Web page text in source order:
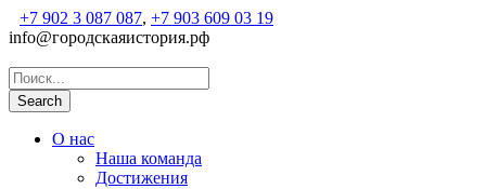
+7 902 3 087 087, +7 903 609 03 19
info@городскаяистория.рф
О нас
Наша команда
Достижения